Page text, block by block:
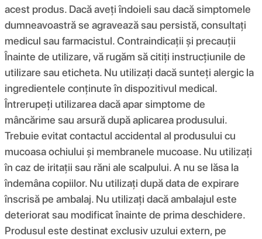
acest produs. Dacă aveți îndoieli sau dacă simptomele
dumneavoastră se agravează sau persistă, consultați
medicul sau farmacistul. Contraindicații și precauții
Înainte de utilizare, vă rugăm să citiți instrucțiunile de
utilizare sau eticheta. Nu utilizați dacă sunteți alergic la
ingredientele conținute în dispozitivul medical.
Întrerupeți utilizarea dacă apar simptome de
mâncărime sau arsură după aplicarea produsului.
Trebuie evitat contactul accidental al produsului cu
mucoasa ochiului și membranele mucoase. Nu utilizați
în caz de iritații sau răni ale scalpului. A nu se lăsa la
îndemâna copiilor. Nu utilizați după data de expirare
înscrisă pe ambalaj. Nu utilizați dacă ambalajul este
deteriorat sau modificat înainte de prima deschidere.
Produsul este destinat exclusiv uzului extern, pe